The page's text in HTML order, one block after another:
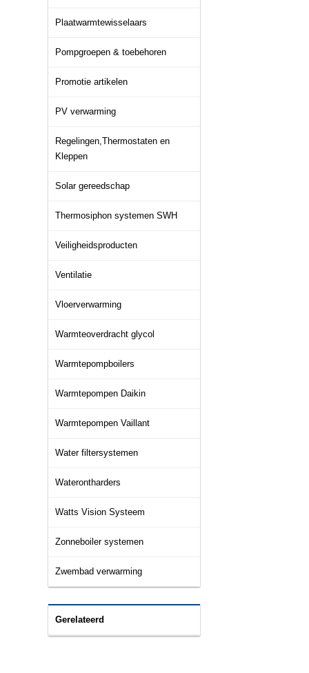
Plaatwarmtewisselaars
Pompgroepen & toebehoren
Promotie artikelen
PV verwarming
Regelingen,Thermostaten en
Kleppen
Solar gereedschap
Thermosiphon systemen SWH
Veiligheidsproducten
Ventilatie
Vloerverwarming
Warmteoverdracht glycol
Warmtepompboilers
Warmtepompen Daikin
Warmtepompen Vaillant
Water filtersystemen
Waterontharders
Watts Vision Systeem
Zonneboiler systemen
Zwembad verwarming
Gerelateerd